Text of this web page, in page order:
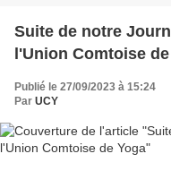
Suite de notre
l'Union Comtoise
Publié le 27/09/2023 à 15:24
Par UCY